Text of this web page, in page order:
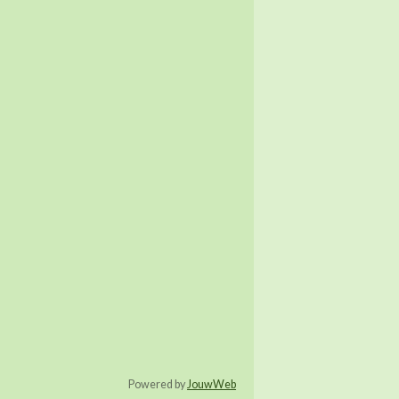
Powered byJouwWeb